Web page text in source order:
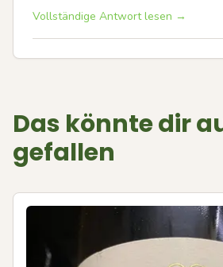
Vollständige Antwort lesen →
Das könnte dir
gefallen